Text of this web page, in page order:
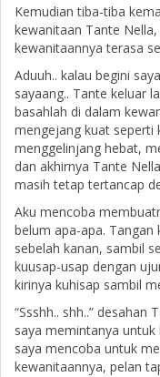
Kemudian tiba-tiba
kewanitaan Tante
kewanitaannya terasa
Aduuh.. kalau begini
sayaang.. Tante keluar
basahlah di dalam
mengejang kuat seperti
menggelinjang hebat,
dan akhirnya Tante
masih tetap tertancap
Aku mencoba
belum apa-apa.
sebelah kanan, sambil
kuusap-usap dengan
kirinya kuhisap sambil
“Ssshh.. shh..”
saya memintanya
saya mencoba untuk
kewanitaannya, pelan